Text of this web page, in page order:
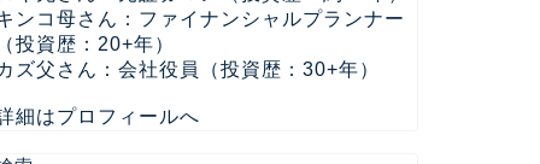
ンコ母さん：ファイナンシャルプランナー
投資歴：20+年）
ズ父さん：会社役員（投資歴：30+年）
細はプロフィールへ